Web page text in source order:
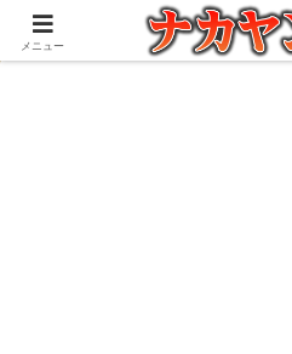
アウトドアとガジェット好きな管
メニュー